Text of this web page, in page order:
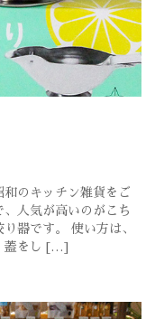
のキッチン雑貨をご
人気が高いのがこち
器です。 使い方は、
蓋をし […]